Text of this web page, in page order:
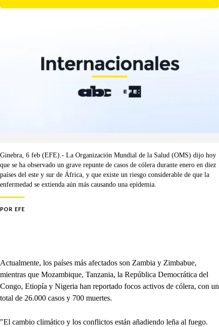
Ginebra, 6 feb (EFE).- La Organización Mundial de la Salud (OMS) dijo hoy
que se ha observado un grave repunte de casos de cólera durante enero en diez
países del este y sur de África, y que existe un riesgo considerable de que la
enfermedad se extienda aún más causando una epidemia.
POR EFE
Actualmente, los países más afectados son Zambia y Zimbabue,
mientras que Mozambique, Tanzania, la República Democrática del
Congo, Etiopía y Nigeria han reportado focos activos de cólera, con un
total de 26.000 casos y 700 muertes.
"El cambio climático y los conflictos están añadiendo leña al fuego.